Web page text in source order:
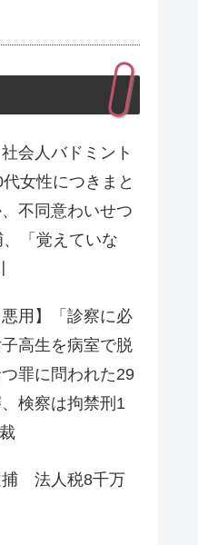
会人バドミント
女性につきまと
不同意わいせつ
「覚えていな
用】「診察に必
高生を病室で脱
罪に問われた29
検察は拘禁刑1
捕 法人税8千万